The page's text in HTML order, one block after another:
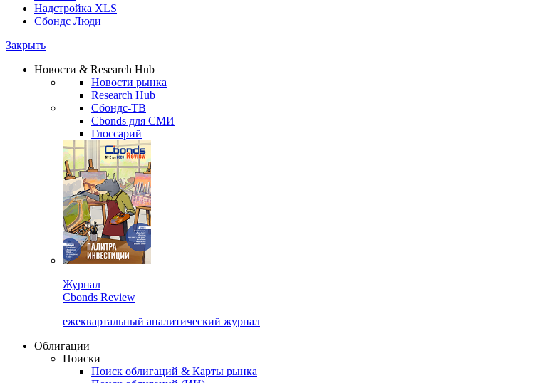
Криптоnew
Сбондс-ТВ
Надстройка XLS
Сбондс Люди
Новости & Research Hub
Новости рынка
Research Hub
Сбондс-ТВ
Cbonds для СМИ
Глоссарий
Журнал
Cbonds Review
ежеквартальный аналитический журнал